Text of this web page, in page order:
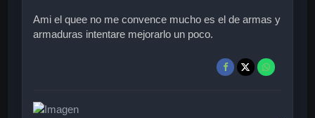
Ami el quee no me convence mucho es el de armas y
armaduras intentare mejorarlo un poco.